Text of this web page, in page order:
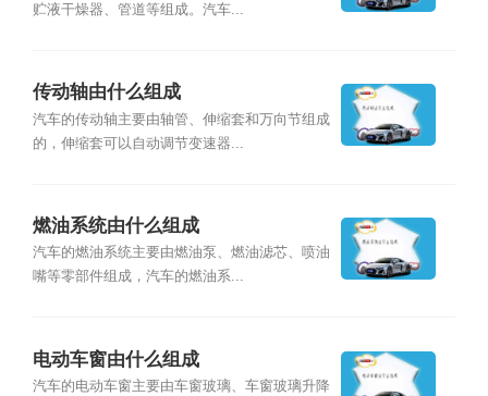
贮液干燥器、管道等组成。汽车...
传动轴由什么组成
汽车的传动轴主要由轴管、伸缩套和万向节组成
的，伸缩套可以自动调节变速器...
燃油系统由什么组成
汽车的燃油系统主要由燃油泵、燃油滤芯、喷油
嘴等零部件组成，汽车的燃油系...
电动车窗由什么组成
汽车的电动车窗主要由车窗玻璃、车窗玻璃升降